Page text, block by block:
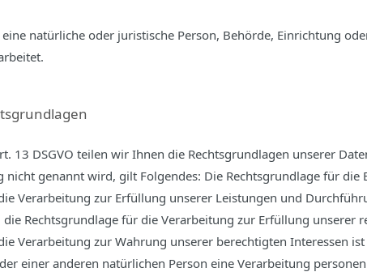
natürliche oder juristische Person, Behörde, Einrichtung
13 DSGVO teilen wir Ihnen die Rechtsgrundlagen unserer
nicht genannt wird, gilt Folgendes: Die Rechtsgrundlage für
Verarbeitung zur Erfüllung unserer Leistungen und
die Rechtsgrundlage für die Verarbeitung zur Erfüllung unserer
Verarbeitung zur Wahrung unserer berechtigten Interessen
einer anderen natürlichen Person eine Verarbeitung